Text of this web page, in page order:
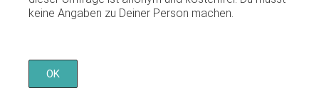
keine Angaben zu Deiner Person machen.
OK